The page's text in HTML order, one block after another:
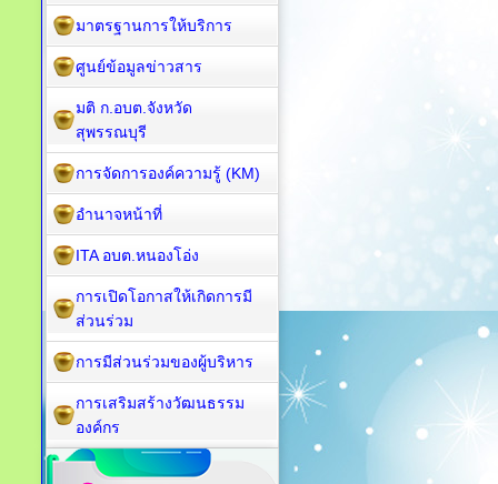
มาตรฐานการให้บริการ
ศูนย์ข้อมูลข่าวสาร
มติ ก.อบต.จังหวัด
สุพรรณบุรี
การจัดการองค์ความรู้ (KM)
อำนาจหน้าที่
ITA อบต.หนองโอ่ง
การเปิดโอกาสให้เกิดการมี
ส่วนร่วม
การมีส่วนร่วมของผู้บริหาร
การเสริมสร้างวัฒนธรรม
องค์กร